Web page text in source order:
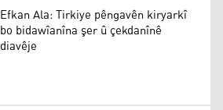
Efkan Ala: Tirkiye pêngavên kiryarkî
bo bidawîanîna şer û çekdanînê
diavêje